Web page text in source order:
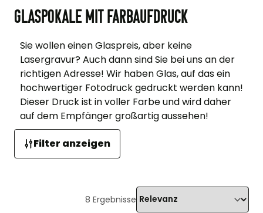
Glaspokale mit Farbaufdruck
Sie wollen einen Glaspreis, aber keine
Lasergravur? Auch dann sind Sie bei uns an der
richtigen Adresse! Wir haben Glas, auf das ein
hochwertiger Fotodruck gedruckt werden kann!
Dieser Druck ist in voller Farbe und wird daher
auf dem Empfänger großartig aussehen!
Filter anzeigen
8 Ergebnisse